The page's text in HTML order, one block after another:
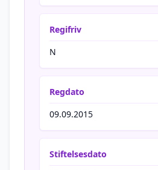
Regifriv
N
Regdato
09.09.2015
Stiftelsesdato